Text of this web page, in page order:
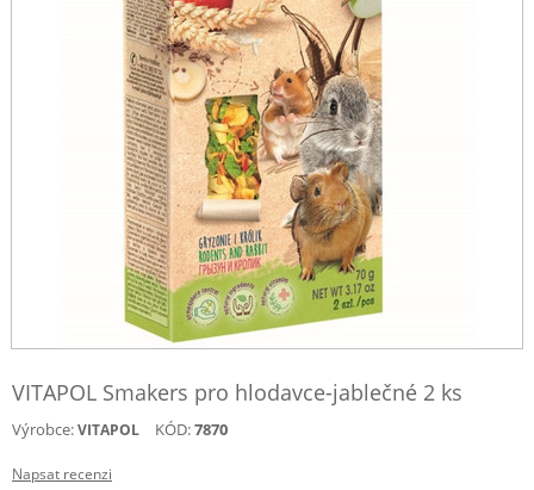
VITAPOL Smakers pro hlodavce-jablečné 2 ks
Výrobce:VITAPOL KÓD:7870
Napsat recenzi